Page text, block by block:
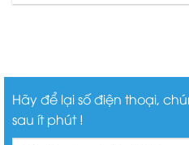
Hãy để lại số điện thoại,
sau ít phút !